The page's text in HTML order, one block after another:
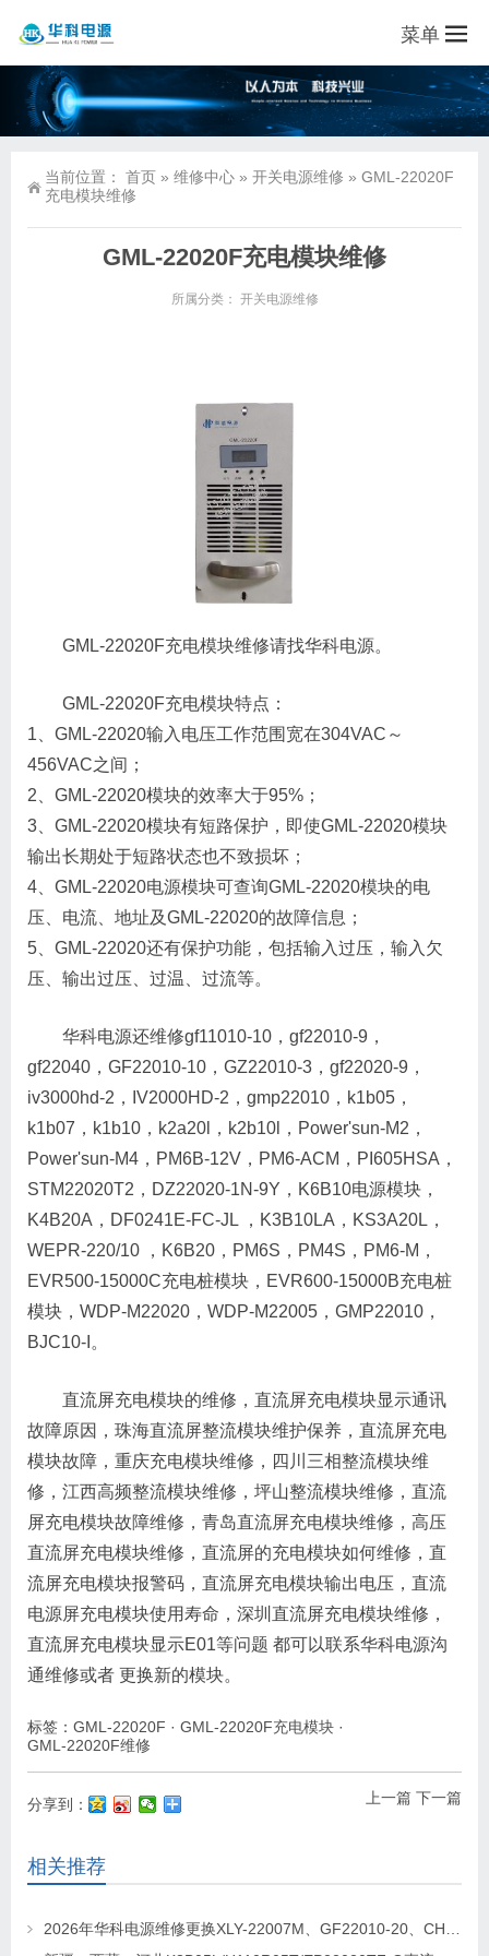
菜单
当前位置： 首页 » 维修中心 » 开关电源维修 » GML-22020F
充电模块维修
GML-22020F充电模块维修
所属分类： 开关电源维修
GML-22020F充电模块维修请找华科电源。
GML-22020F充电模块特点：
1、GML-22020输入电压工作范围宽在304VAC～
456VAC之间；
2、GML-22020模块的效率大于95%；
3、GML-22020模块有短路保护，即使GML-22020模块
输出长期处于短路状态也不致损坏；
4、GML-22020电源模块可查询GML-22020模块的电
压、电流、地址及GML-22020的故障信息；
5、GML-22020还有保护功能，包括输入过压，输入欠
压、输出过压、过温、过流等。
华科电源还维修gf11010-10，gf22010-9，
gf22040，GF22010-10，GZ22010-3，gf22020-9，
iv3000hd-2，IV2000HD-2，gmp22010，k1b05，
k1b07，k1b10，k2a20l，k2b10l，Power'sun-M2，
Power'sun-M4，PM6B-12V，PM6-ACM，PI605HSA，
STM22020T2，DZ22020-1N-9Y，K6B10电源模块，
K4B20A，DF0241E-FC-JL ，K3B10LA，KS3A20L，
WEPR-220/10 ，K6B20，PM6S，PM4S，PM6-M，
EVR500-15000C充电桩模块，EVR600-15000B充电桩
模块，WDP-M22020，WDP-M22005，GMP22010，
BJC10-I。
直流屏充电模块的维修，直流屏充电模块显示通讯
故障原因，珠海直流屏整流模块维护保养，直流屏充电
模块故障，重庆充电模块维修，四川三相整流模块维
修，江西高频整流模块维修，坪山整流模块维修，直流
屏充电模块故障维修，青岛直流屏充电模块维修，高压
直流屏充电模块维修，直流屏的充电模块如何维修，直
流屏充电模块报警码，直流屏充电模块输出电压，直流
电源屏充电模块使用寿命，深圳直流屏充电模块维修，
直流屏充电模块显示E01等问题 都可以联系华科电源沟
通维修或者 更换新的模块。
标签： GML-22020F · GML-22020F充电模块 ·
GML-22020F维修
上一篇 下一篇
分享到：
相关推荐